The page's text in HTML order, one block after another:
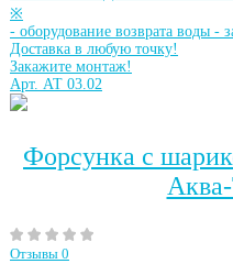
※
- оборудование возврата воды -
Доставка в любую точку!
Закажите монтаж!
Арт. АТ 03.02
Форсунка с
Отзывы 0